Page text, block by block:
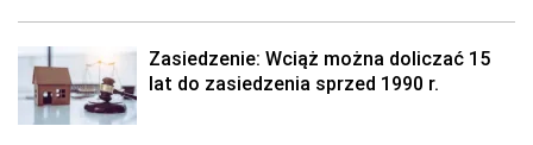
Zasiedzenie: Wciąż można doliczać 15
lat do zasiedzenia sprzed 1990 r.